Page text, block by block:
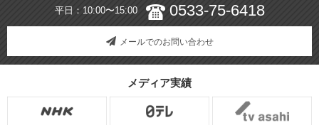
平日：10:00〜15:00 0533-75-6418
メールでのお問い合わせ
メディア実績